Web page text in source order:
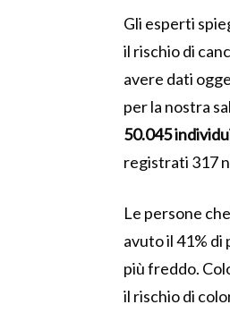
Gli esperti
il rischio di
avere dati
per la nostra
50.045
registrati 317
Le persone
avuto il 41%
più freddo.
il rischio di